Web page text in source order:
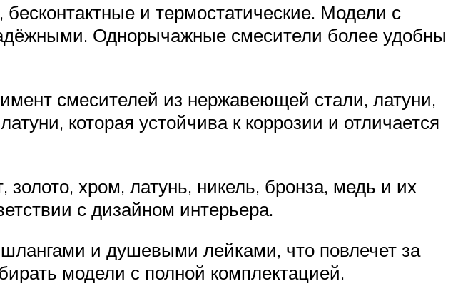
и термостатические. Модели с
Однорычажные смесители более удобны
смесителей из нержавеющей стали, латуни,
которая устойчива к коррозии и отличается
хром, латунь, никель, бронза, медь и их
с дизайном интерьера.
и душевыми лейками, что повлечет за
модели с полной комплектацией.